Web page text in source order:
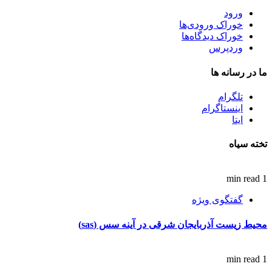
ورود
خوراک ورودی‌ها
خوراک دیدگاه‌ها
وردپرس
ما در رسانه ها
تلگرام
اینستاگرام
ایتا
تخته سیاه
1 min read
گفتگوی ویژه
محیط زیست آذربایجان شرقی در آینه سس (sas)
1 min read